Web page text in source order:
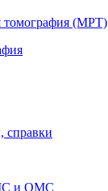
томография (МРТ)
справки
и ОМС